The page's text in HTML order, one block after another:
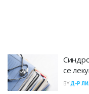
се
BY Д-Р